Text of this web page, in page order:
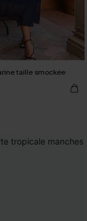
taille smockée